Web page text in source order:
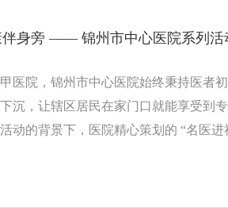
身旁 —— 锦州市中心医院系列活
医院，锦州市中心医院始终秉持医者
沉，让辖区居民在家门口就能享受到
动的背景下，医院精心策划的 “名医